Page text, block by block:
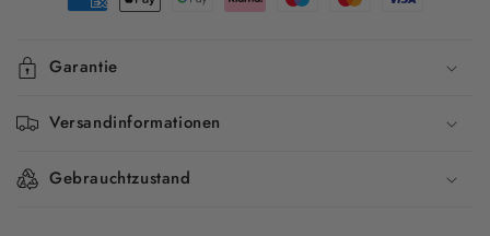
Garantie
Versandinformationen
Gebrauchtzustand